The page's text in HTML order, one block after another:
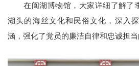
在阆湖博物馆，大家详细了解了
湖头的海丝文化和民俗文化，深入
涵，强化了党员的廉洁自律和忠诚担当